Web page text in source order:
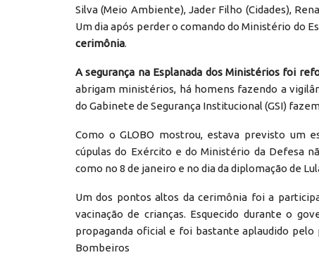
Silva (Meio Ambiente), Jader Filho (Cidades),
Um dia após perder o comando do Ministério do
cerimônia.
A segurança na Esplanada dos Ministérios foi
abrigam ministérios, há homens fazendo a
do Gabinete de Segurança Institucional (GSI)
Como o GLOBO mostrou, estava previsto um
cúpulas do Exército e do Ministério da Defesa
como no 8 de janeiro e no dia da diplomação de
Um dos pontos altos da cerimônia foi a
vacinação de crianças. Esquecido durante o
propaganda oficial e foi bastante aplaudido
Bombeiros